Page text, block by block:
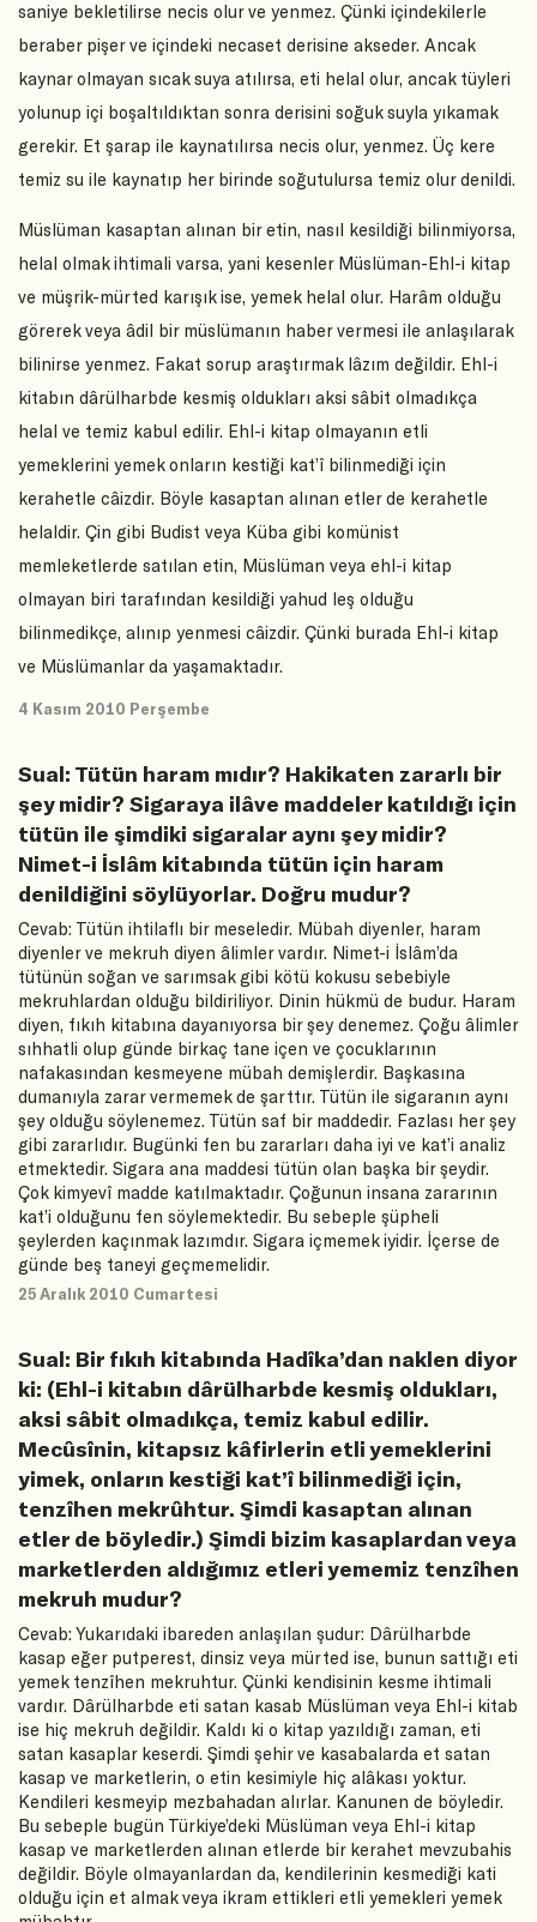
saniye bekletilirse necis olur ve yenmez. Çünki içindekilerle
beraber pişer ve içindeki necaset derisine akseder. Ancak
kaynar olmayan sıcak suya atılırsa, eti helal olur, ancak tüyleri
yolunup içi boşaltıldıktan sonra derisini soğuk suyla yıkamak
gerekir. Et şarap ile kaynatılırsa necis olur, yenmez. Üç kere
temiz su ile kaynatıp her birinde soğutulursa temiz olur denildi.
Müslüman kasaptan alınan bir etin, nasıl kesildiği bilinmiyorsa,
helal olmak ihtimali varsa, yani kesenler Müslüman-Ehl-i kitap
ve müşrik-mürted karışık ise, yemek helal olur. Harâm olduğu
görerek veya âdil bir müslümanın haber vermesi ile anlaşılarak
bilinirse yenmez. Fakat sorup araştırmak lâzım değildir. Ehl-i
kitabın dârülharbde kesmiş oldukları aksi sâbit olmadıkça
helal ve temiz kabul edilir. Ehl-i kitap olmayanın etli
yemeklerini yemek onların kestiği kat’î bilinmediği için
kerahetle câizdir. Böyle kasaptan alınan etler de kerahetle
helaldir. Çin gibi Budist veya Küba gibi komünist
memleketlerde satılan etin, Müslüman veya ehl-i kitap
olmayan biri tarafından kesildiği yahud leş olduğu
bilinmedikçe, alınıp yenmesi câizdir. Çünki burada Ehl-i kitap
ve Müslümanlar da yaşamaktadır.
4 Kasım 2010 Perşembe
Sual: Tütün haram mıdır? Hakikaten zararlı bir
şey midir? Sigaraya ilâve maddeler katıldığı için
tütün ile şimdiki sigaralar aynı şey midir?
Nimet-i İslâm kitabında tütün için haram
denildiğini söylüyorlar. Doğru mudur?
Cevab: Tütün ihtilaflı bir meseledir. Mübah diyenler, haram
diyenler ve mekruh diyen âlimler vardır. Nimet-i İslâm’da
tütünün soğan ve sarımsak gibi kötü kokusu sebebiyle
mekruhlardan olduğu bildiriliyor. Dinin hükmü de budur. Haram
diyen, fıkıh kitabına dayanıyorsa bir şey denemez. Çoğu âlimler
sıhhatli olup günde birkaç tane içen ve çocuklarının
nafakasından kesmeyene mübah demişlerdir. Başkasına
dumanıyla zarar vermemek de şarttır. Tütün ile sigaranın aynı
şey olduğu söylenemez. Tütün saf bir maddedir. Fazlası her şey
gibi zararlıdır. Bugünki fen bu zararları daha iyi ve kat’i analiz
etmektedir. Sigara ana maddesi tütün olan başka bir şeydir.
Çok kimyevî madde katılmaktadır. Çoğunun insana zararının
kat’i olduğunu fen söylemektedir. Bu sebeple şüpheli
şeylerden kaçınmak lazımdır. Sigara içmemek iyidir. İçerse de
günde beş taneyi geçmemelidir.
25 Aralık 2010 Cumartesi
Sual: Bir fıkıh kitabında Hadîka’dan naklen diyor
ki: (Ehl-i kitabın dârülharbde kesmiş oldukları,
aksi sâbit olmadıkça, temiz kabul edilir.
Mecûsînin, kitapsız kâfirlerin etli yemeklerini
yimek, onların kestiği kat’î bilinmediği için,
tenzîhen mekrûhtur. Şimdi kasaptan alınan
etler de böyledir.) Şimdi bizim kasaplardan veya
marketlerden aldığımız etleri yememiz tenzîhen
mekruh mudur?
Cevab: Yukarıdaki ibareden anlaşılan şudur: Dârülharbde
kasap eğer putperest, dinsiz veya mürted ise, bunun sattığı eti
yemek tenzîhen mekruhtur. Çünki kendisinin kesme ihtimali
vardır. Dârülharbde eti satan kasab Müslüman veya Ehl-i kitab
ise hiç mekruh değildir. Kaldı ki o kitap yazıldığı zaman, eti
satan kasaplar keserdi. Şimdi şehir ve kasabalarda et satan
kasap ve marketlerin, o etin kesimiyle hiç alâkası yoktur.
Kendileri kesmeyip mezbahadan alırlar. Kanunen de böyledir.
Bu sebeple bugün Türkiye’deki Müslüman veya Ehl-i kitap
kasap ve marketlerden alınan etlerde bir kerahet mevzubahis
değildir. Böyle olmayanlardan da, kendilerinin kesmediği kati
olduğu için et almak veya ikram ettikleri etli yemekleri yemek